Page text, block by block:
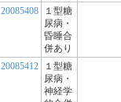
20085408
１型糖
尿病・
昏睡合
併あり
20085412
１型糖
尿病・
神経学